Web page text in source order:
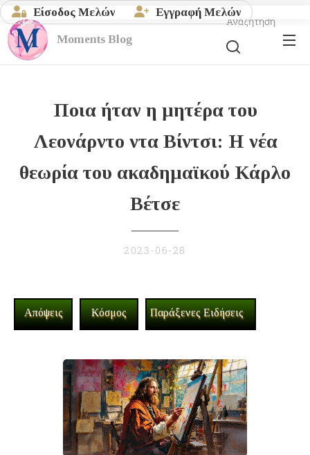
Είσοδος Μελών Εγγραφή Μελών
Moments Blog
Αναζήτηση
Ποια ήταν η μητέρα του
Λεονάρντο ντα Βίντσι: Η νέα
θεωρία του ακαδημαϊκού Κάρλο
Βέτσε
2023-06-28
Απόψεις Κόσμος Παράξενες Ειδήσεις